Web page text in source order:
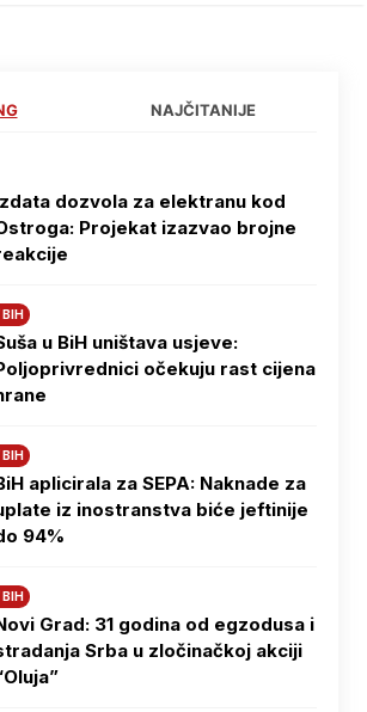
NAJČITANIJE
dozvola za elektranu kod
Projekat izazvao brojne
u BiH uništava usjeve:
očekuju rast cijena
aplicirala za SEPA: Naknade za
iz inostranstva biće jeftinije
94%
Grad: 31 godina od egzodusa i
Srba u zločinačkoj akciji